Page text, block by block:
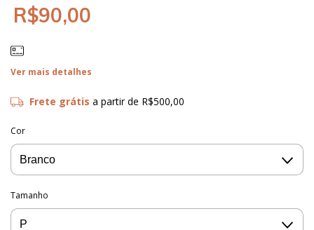
R$90,00
Ver mais detalhes
Frete grátis a partir de R$500,00
Cor
Tamanho